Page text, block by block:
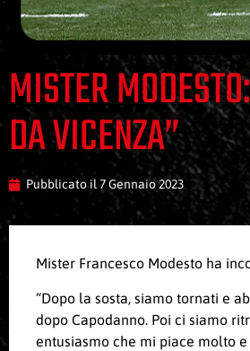
MISTER
DA VICENZA”
Pubblicato il 7 Gennaio 2023
Mister Francesco Modesto ha
“Dopo la sosta, siamo tornati e
dopo Capodanno. Poi ci siamo
entusiasmo che mi piace molto